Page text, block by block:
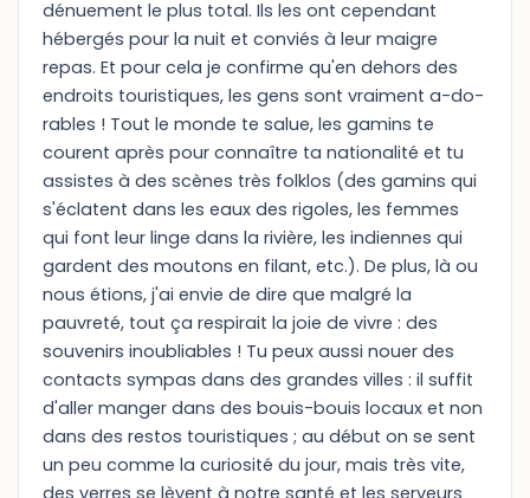
dénuement le plus total. Ils les ont cependant
hébergés pour la nuit et conviés à leur maigre
repas. Et pour cela je confirme qu'en dehors des
endroits touristiques, les gens sont vraiment a-do-
rables ! Tout le monde te salue, les gamins te
courent après pour connaître ta nationalité et tu
assistes à des scènes très folklos (des gamins qui
s'éclatent dans les eaux des rigoles, les femmes
qui font leur linge dans la rivière, les indiennes qui
gardent des moutons en filant, etc.). De plus, là ou
nous étions, j'ai envie de dire que malgré la
pauvreté, tout ça respirait la joie de vivre : des
souvenirs inoubliables ! Tu peux aussi nouer des
contacts sympas dans des grandes villes : il suffit
d'aller manger dans des bouis-bouis locaux et non
dans des restos touristiques ; au début on se sent
un peu comme la curiosité du jour, mais très vite,
des verres se lèvent à notre santé et les serveurs